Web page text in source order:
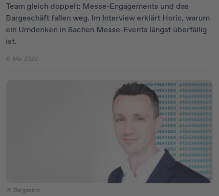
Team gleich doppelt: Messe-Engagements und das
Bargeschäft fallen weg. Im Interview erklärt Horic, warum
ein Umdenken in Sachen Messe-Events längst überfällig
ist.
6. Mai 2020
© Bargastro